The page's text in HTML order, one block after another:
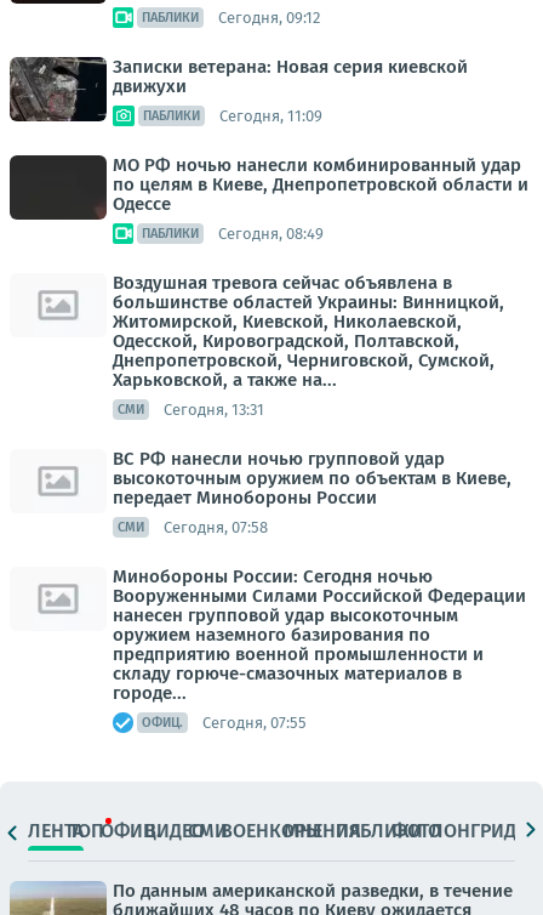
ПАБЛИКИ Сегодня, 09:12
Записки ветерана: Новая серия киевской
движухи
ПАБЛИКИ Сегодня, 11:09
МО РФ ночью нанесли комбинированный удар
по целям в Киеве, Днепропетровской области и
Одессе
ПАБЛИКИ Сегодня, 08:49
Воздушная тревога сейчас объявлена в
большинстве областей Украины: Винницкой,
Житомирской, Киевской, Николаевской,
Одесской, Кировоградской, Полтавской,
Днепропетровской, Черниговской, Сумской,
Харьковской, а также на...
СМИ Сегодня, 13:31
ВС РФ нанесли ночью групповой удар
высокоточным оружием по объектам в Киеве,
передает Минобороны России
СМИ Сегодня, 07:58
Минобороны России: Сегодня ночью
Вооруженными Силами Российской Федерации
нанесен групповой удар высокоточным
оружием наземного базирования по
предприятию военной промышленности и
складу горюче-смазочных материалов в
городе...
ОФИЦ. Сегодня, 07:55
ЛЕНТАТОПОФИЦ.ВИДЕОСМИВОЕНКОРЫМНЕНИЯПАБЛИКИ
ФОТОЛОНГРИДЫ
По данным американской разведки, в течение
ближайших 48 часов по Киеву ожидается